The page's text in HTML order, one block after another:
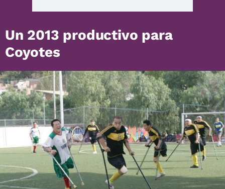
Un 2013 productivo para
Coyotes